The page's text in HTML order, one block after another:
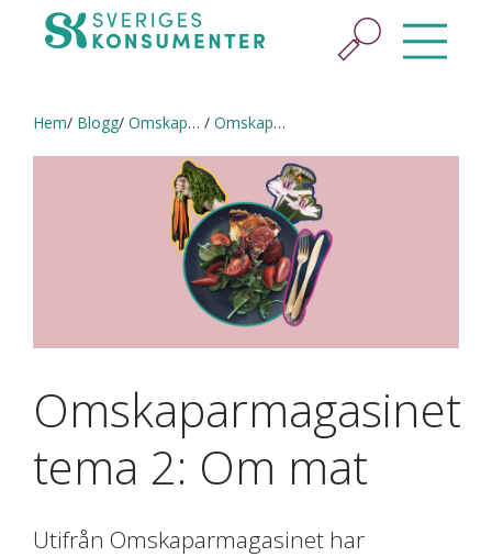
Hem Blogg Omskaparbloggen Omskaparmagasinet tema 2: Om mat
Omskaparmagasinet
tema 2: Om mat
Utifrån Omskaparmagasinet har